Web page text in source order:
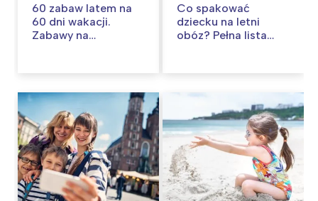
60 zabaw latem na
60 dni wakacji.
Zabawy na
Co spakować
dziecku na letni
obóz? Pełna lista